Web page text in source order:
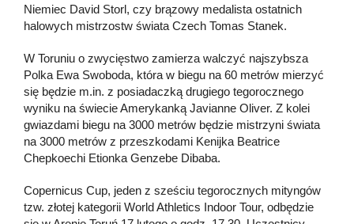
Niemiec David Storl, czy brązowy medalista ostatnich
halowych mistrzostw świata Czech Tomas Stanek.
W Toruniu o zwycięstwo zamierza walczyć najszybsza
Polka Ewa Swoboda, która w biegu na 60 metrów mierzyć
się będzie m.in. z posiadaczką drugiego tegorocznego
wyniku na świecie Amerykanką Javianne Oliver. Z kolei
gwiazdami biegu na 3000 metrów będzie mistrzyni świata
na 3000 metrów z przeszkodami Kenijka Beatrice
Chepkoechi Etionka Genzebe Dibaba.
Copernicus Cup, jeden z sześciu tegorocznych mityngów
tzw. złotej kategorii World Athletics Indoor Tour, odbędzie